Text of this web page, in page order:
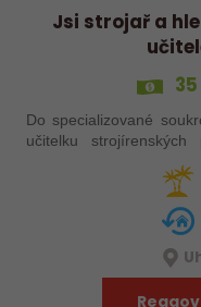
Jsi strojař a
Do specializované
učitelku
ně. Máte za sebou…